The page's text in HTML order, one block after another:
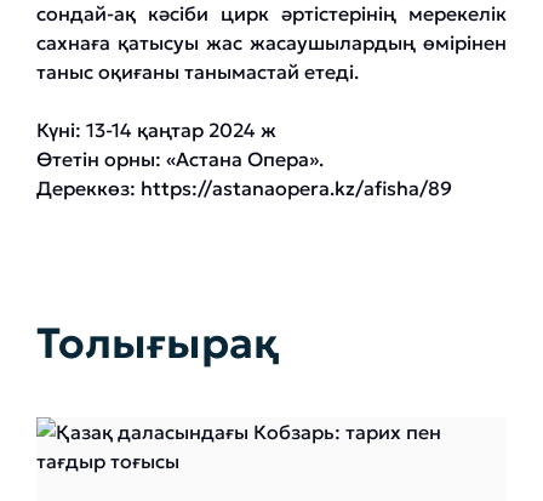
сондай-ақ кәсіби цирк әртістерінің мерекелік
сахнаға қатысуы жас жасаушылардың өмірінен
таныс оқиғаны танымастай етеді.
Күні: 13-14 қаңтар 2024 ж
Өтетін орны: «Астана Опера».
Дереккөз: https://astanaopera.kz/afisha/89
Толығырақ